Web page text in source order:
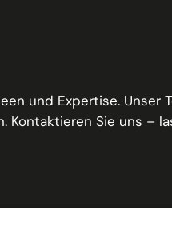
und Expertise. Unser
Kontaktieren Sie uns –